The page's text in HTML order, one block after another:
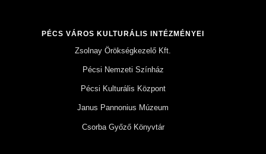
PÉCS VÁROS KULTURÁLIS INTÉZMÉNYEI
Zsolnay Örökségkezelő Kft.
Pécsi Nemzeti Színház
Pécsi Kulturális Központ
Janus Pannonius Múzeum
Csorba Győző Könyvtár